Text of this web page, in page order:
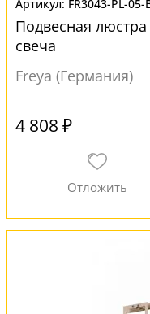
FR3043-PL-05-
Подвесная люстра
свеча
Freya (Германия)
4 808 ₽